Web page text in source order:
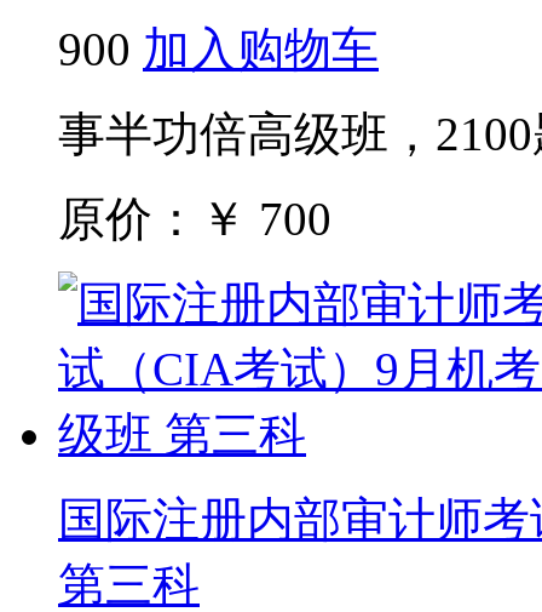
900 加入购物车
事半功倍高级班，
原价：￥ 700
国际注册内部审计师
第三科